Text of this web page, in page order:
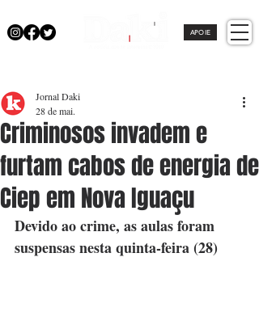
APOIE
Criminosos invadem e
furtam cabos de energia de
Ciep em Nova Iguaçu
Jornal Daki
28 de mai.
Devido ao crime, as aulas foram
suspensas nesta quinta-feira (28)